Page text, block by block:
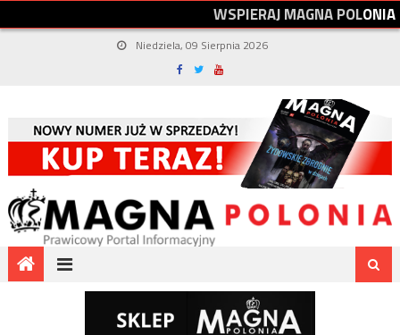
WSPIERAJMAGNAPOLONIA
Niedziela, 09 Sierpnia 2026